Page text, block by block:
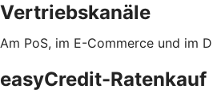
Vertriebskanäle
Am PoS, im E-Commerce und im
easyCredit-Ratenkauf